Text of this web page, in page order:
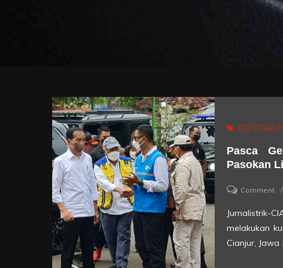
SEPUTAR
Pasca
Pasokan
Commenton
Jurnalistrik-
melakukan
Cianjur, Jawa